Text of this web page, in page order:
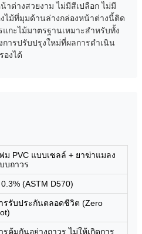
าต่างสวยงาม ไม่มีสีเปลือก ไม่มี
ไม้ที่มุมด้านล่างกล่องหน้าต่างนี้ติด
แกะไม้มาตรฐานเหมาะสําหรับทั้ง
การปรับปรุงใหม่ที่ผลการดําเนิน
องได้
ม PVC แบบเซลล์ + ยาฆ่าแมลง
บถาวร
(ASTM D570)
รรับประกันตลอดชีวิต (Zero
รคุ้มกันอย่างถาวร ไม่ให้เกิดการ